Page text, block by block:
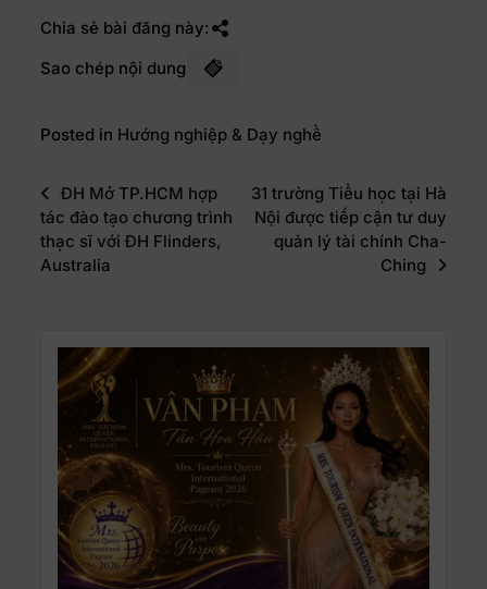
Chia sẻ bài đăng này:
Sao chép nội dung
Posted in Hướng nghiệp & Dạy nghề
ĐH Mở TP.HCM hợp
tác đào tạo chương trình
thạc sĩ với ĐH Flinders,
Australia
31 trường Tiểu học tại Hà
Nội được tiếp cận tư duy
quản lý tài chính Cha-
Ching